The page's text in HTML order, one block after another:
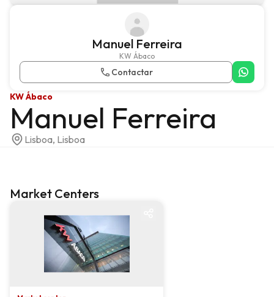
Manuel Ferreira
KW Ábaco
Contactar
KW Ábaco
Manuel Ferreira
Lisboa, Lisboa
Market Centers